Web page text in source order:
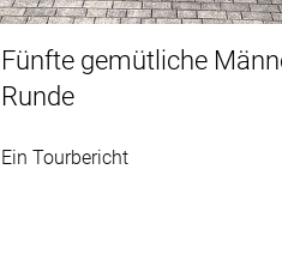
Fünfte gemütliche
Runde
Ein Tourbericht